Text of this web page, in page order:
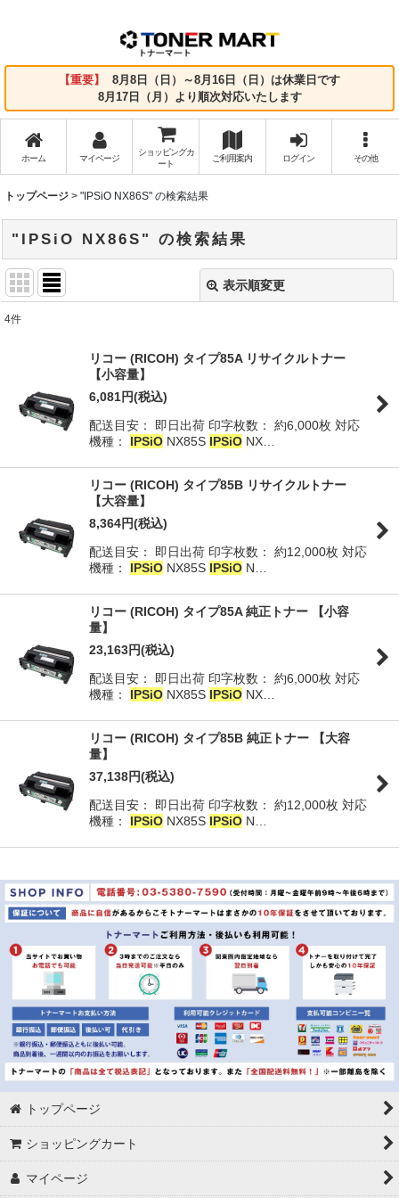
【重要】
8月8日（日）～8月16日（日）は休業日です
8月17日（月）より順次対応いたします
ホーム マイページ
ショッピングカ
ート
ご利用案内 ログイン その他
トップページ > "IPSiO NX86S" の検索結果
"IPSiO NX86S" の検索結果
表示順変更
並び順:
4件
リコー (RICOH) タイプ85A リサイクルトナー
【小容量】
6,081円(税込)
配送目安： 即日出荷 印字枚数： 約6,000枚 対応
機種： IPSiO NX85S IPSiO NX…
リコー (RICOH) タイプ85B リサイクルトナー
【大容量】
8,364円(税込)
配送目安： 即日出荷 印字枚数： 約12,000枚 対応
機種： IPSiO NX85S IPSiO N…
リコー (RICOH) タイプ85A 純正トナー 【小容
量】
23,163円(税込)
配送目安： 即日出荷 印字枚数： 約6,000枚 対応
機種： IPSiO NX85S IPSiO NX…
リコー (RICOH) タイプ85B 純正トナー 【大容
量】
37,138円(税込)
配送目安： 即日出荷 印字枚数： 約12,000枚 対応
機種： IPSiO NX85S IPSiO N…
トップページ
ショッピングカート
マイページ